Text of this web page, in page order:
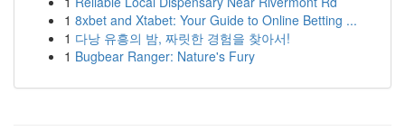
1 8xbet and Xtabet: Your Guide to Online Betting ...
1 다낭 유흥의 밤, 짜릿한 경험을 찾아서!
1 Bugbear Ranger: Nature's Fury